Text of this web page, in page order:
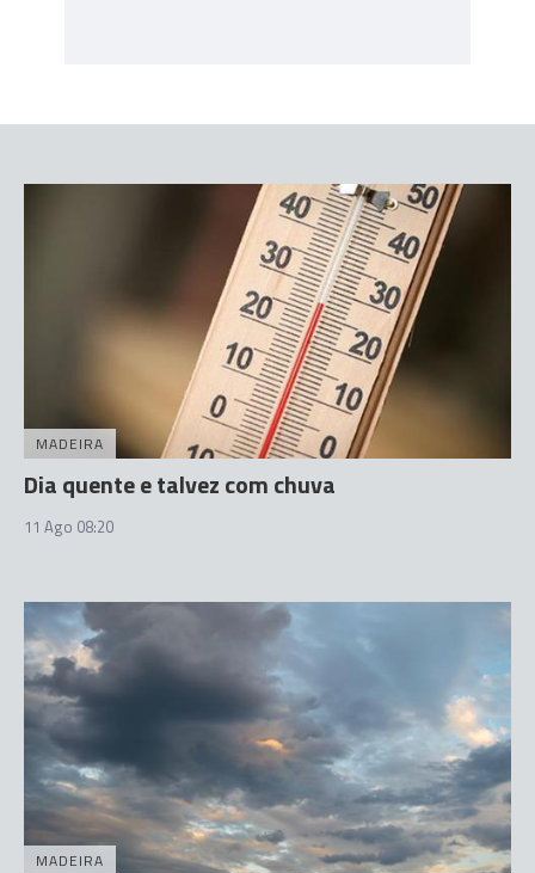
MADEIRA
Dia quente e talvez com chuva
11 Ago 08:20
MADEIRA